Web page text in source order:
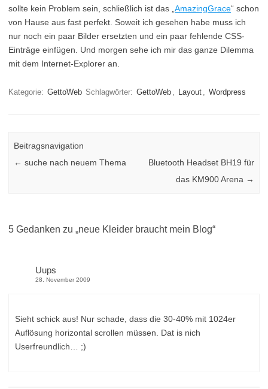
sollte kein Problem sein, schließlich ist das „ AmazingGrace“ schon
von Hause aus fast perfekt. Soweit ich gesehen habe muss ich
nur noch ein paar Bilder ersetzten und ein paar fehlende CSS-
Einträge einfügen. Und morgen sehe ich mir das ganze Dilemma
mit dem Internet-Explorer an.
Kategorie: GettoWeb Schlagwörter: GettoWeb , Layout , Wordpress
Beitragsnavigation
← suche nach neuem Thema
Bluetooth Headset BH19 für
das KM900 Arena →
5 Gedanken zu „neue Kleider braucht mein Blog“
Uups
28. November 2009
Sieht schick aus! Nur schade, dass die 30-40% mit 1024er
Auflösung horizontal scrollen müssen. Dat is nich
Userfreundlich… ;)